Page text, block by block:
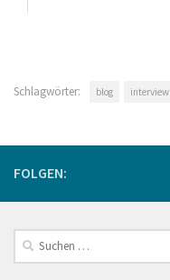
Schlagwörter: blog interview
FOLGEN:
Suchen
nach: